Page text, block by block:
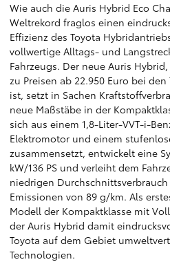
Wie auch die Auris Hybrid Eco
Weltrekord fraglos einen
Effizienz des Toyota
vollwertige Alltags- und
Fahrzeugs. Der neue Auris
zu Preisen ab 22.950 Euro bei
ist, setzt in Sachen
neue Maßstäbe in der
sich aus einem 1,8-Liter-VVT-i-
Elektromotor und einem
zusammensetzt, entwickelt eine
kW/136 PS und verleiht dem
niedrigen
Emissionen von 89 g/km. Als
Modell der Kompaktklasse mit
der Auris Hybrid damit
Toyota auf dem Gebiet
Technologien.